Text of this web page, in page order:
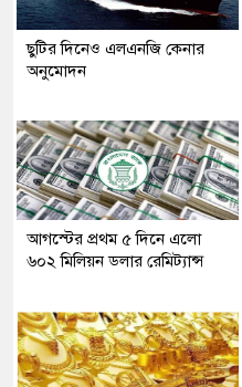
ছুটির দিনেও এলএনজি কেনার
অনুমোদন
আগস্টের প্রথম ৫ দিনে এলো
৬০২ মিলিয়ন ডলার রেমিট্যান্স